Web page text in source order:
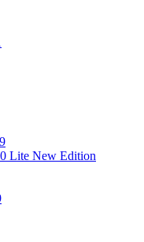
Lite New Edition